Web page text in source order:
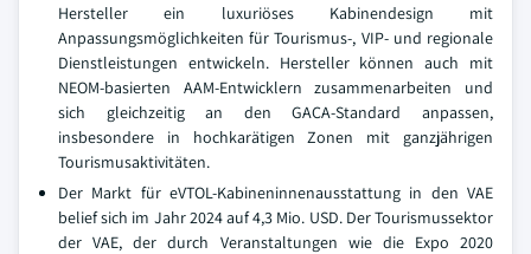
Hersteller ein luxuriöses Kabinendesign mit
Anpassungsmöglichkeiten für Tourismus-, VIP- und regionale
Dienstleistungen entwickeln. Hersteller können auch mit
NEOM-basierten AAM-Entwicklern zusammenarbeiten und
sich gleichzeitig an den GACA-Standard anpassen,
insbesondere in hochkarätigen Zonen mit ganzjährigen
Tourismusaktivitäten.
Der Markt für eVTOL-Kabineninnenausstattung in den VAE
belief sich im Jahr 2024 auf 4,3 Mio. USD. Der Tourismussektor
der VAE, der durch Veranstaltungen wie die Expo 2020